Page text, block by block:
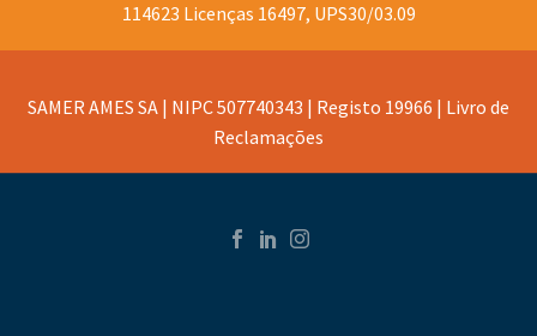
114623 Licenças 16497, UPS30/03.09
SAMER AMES SA | NIPC 507740343 | Registo 19966 | Livro de
Reclamações